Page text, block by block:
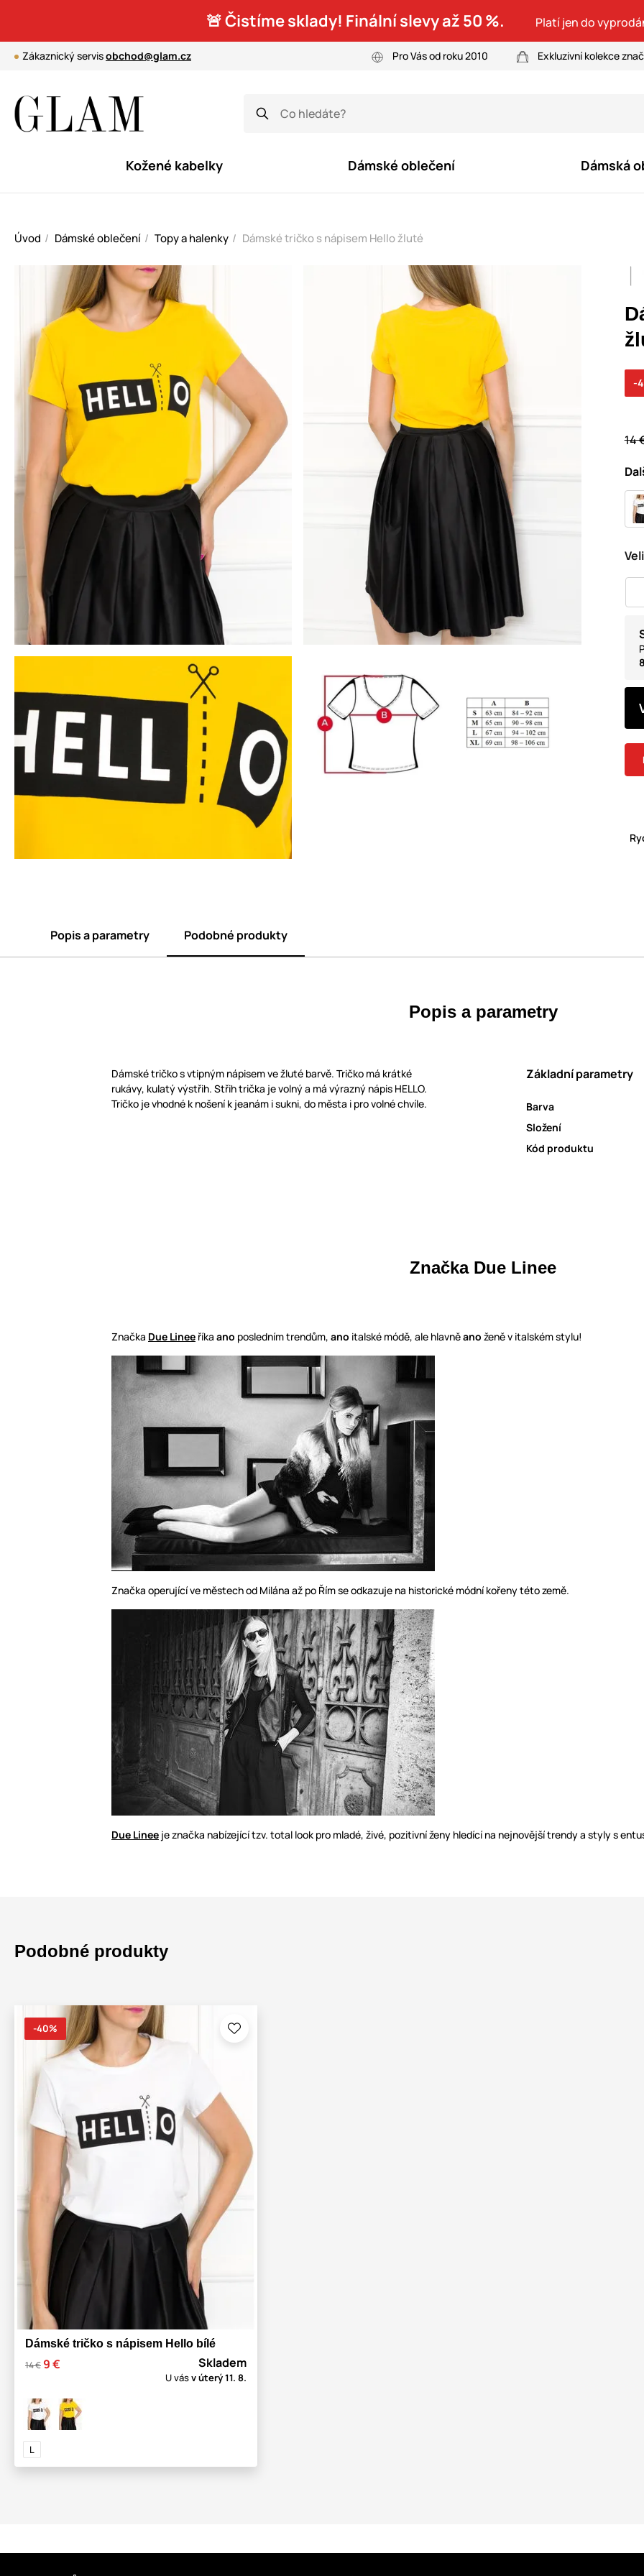
🚨 Čistíme sklady! Finální slevy až 50 %. Platí jen do
Zákaznický servisobchod@glam.cz Pro Vás od roku 2010 Exkluzivní kolekce
Kožené kabelky Dámské oblečení Dámská
Úvod Dámské oblečení Topy a halenky Dámské tričko s nápisem Hello žluté
14
-
Popis a parametry Podobné produkty
Popis a parametry
Dámské tričko s vtipným nápisem ve žluté barvě. Tričko má krátké
rukávy, kulatý výstřih. Střih trička je volný a má výrazný nápis HELLO.
Tričko je vhodné k nošení k jeanám i sukni, do města i pro volné chvíle.
Základní parametry
Barva
Složení
Kód produktu
Značka Due Linee
Značka Due Linee říka ano posledním trendům, ano italské módě, ale hlavněano ženě v italském stylu!
Značka operující ve městech od Milána až po Řím se odkazuje na historické módní kořeny této země.
Due Linee je značka nabízející tzv. total look pro mladé, živé, pozitivní ženy hledící na nejnovější trendy a styly s
Podobné produkty
-40%
Dámské tričko s nápisem Hello bílé
14 € 9 € Skladem
U vásv úterý11. 8.
L